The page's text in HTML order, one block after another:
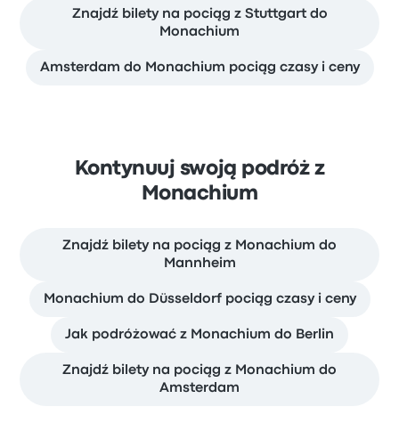
Znajdź bilety na pociąg z Stuttgart do
Monachium
Amsterdam do Monachium pociąg czasy i ceny
Kontynuuj swoją podróż z
Monachium
Znajdź bilety na pociąg z Monachium do
Mannheim
Monachium do Düsseldorf pociąg czasy i ceny
Jak podróżować z Monachium do Berlin
Znajdź bilety na pociąg z Monachium do
Amsterdam